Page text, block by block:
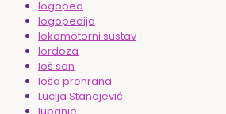
logoped
logopedija
lokomotorni sustav
lordoza
loš san
loša prehrana
Lucija Stanojević